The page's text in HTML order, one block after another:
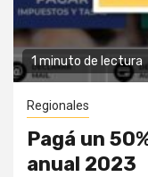
1 minuto de lectura
Regionales
Pagá un
anual 2023